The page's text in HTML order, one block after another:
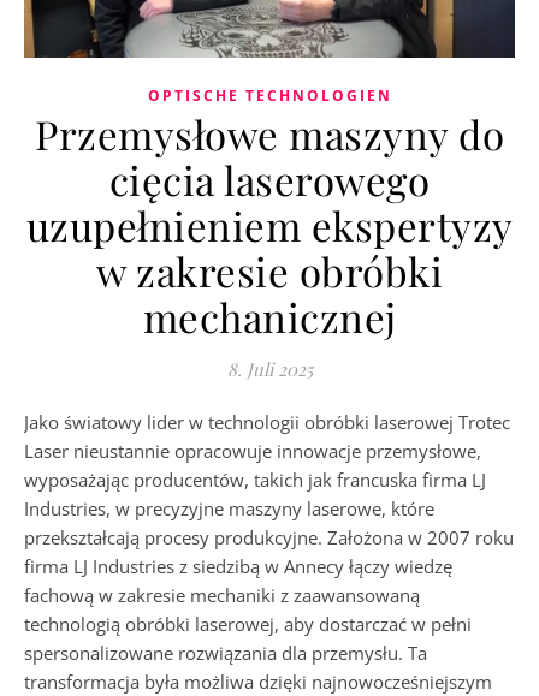
OPTISCHE TECHNOLOGIEN
Przemysłowe maszyny do
cięcia laserowego
uzupełnieniem ekspertyzy
w zakresie obróbki
mechanicznej
8. Juli 2025
Jako światowy lider w technologii obróbki laserowej Trotec
Laser nieustannie opracowuje innowacje przemysłowe,
wyposażając producentów, takich jak francuska firma LJ
Industries, w precyzyjne maszyny laserowe, które
przekształcają procesy produkcyjne. Założona w 2007 roku
firma LJ Industries z siedzibą w Annecy łączy wiedzę
fachową w zakresie mechaniki z zaawansowaną
technologią obróbki laserowej, aby dostarczać w pełni
spersonalizowane rozwiązania dla przemysłu. Ta
transformacja była możliwa dzięki najnowocześniejszym